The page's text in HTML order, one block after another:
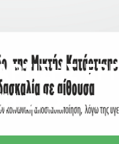
ΣΑΣ